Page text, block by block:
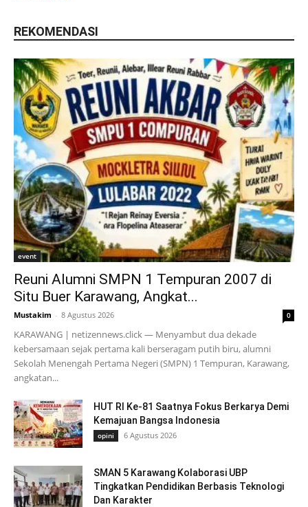
REKOMENDASI
event
Reuni Alumni SMPN 1 Tempuran 2007 di
Situ Buer Karawang, Angkat...
Mustakim - 8 Agustus 2026 0
KARAWANG | netizennews.click — Menyambut dua dekade
kebersamaan sejak pertama kali berseragam putih biru, alumni
Sekolah Menengah Pertama Negeri (SMPN) 1 Tempuran, Karawang,
angkatan...
HUT RI Ke-81 Saatnya Fokus Berkarya Demi
Kemajuan Bangsa Indonesia
opini 6 Agustus 2026
SMAN 5 Karawang Kolaborasi UBP
Tingkatkan Pendidikan Berbasis Teknologi
Dan Karakter